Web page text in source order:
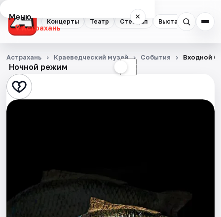
Концерты Театр Стендап Выставки
Меню ×
Астрахань
Концерты
Театр
Стендап
Спорт
События
Ночной режим ☾
Астрахань Краеведческий музей События Входной